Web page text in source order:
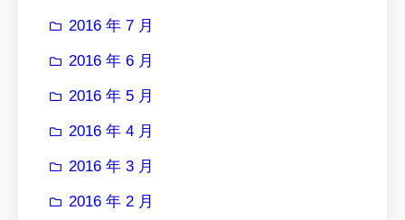
2016 年 7 月
2016 年 6 月
2016 年 5 月
2016 年 4 月
2016 年 3 月
2016 年 2 月